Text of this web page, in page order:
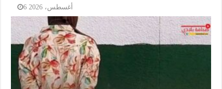
6 أغسطس، 2026